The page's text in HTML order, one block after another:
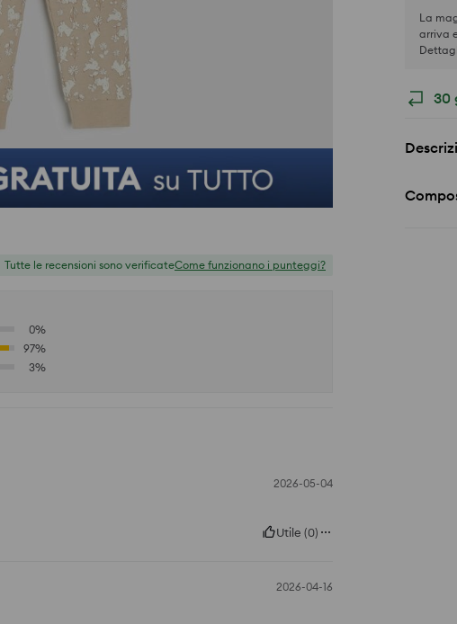
La
arriva
30
Tutte le recensioni sono verificateCome funzionano i punteggi?
0%
97%
3%
2026-05-04
Utile (0)
2026-04-16